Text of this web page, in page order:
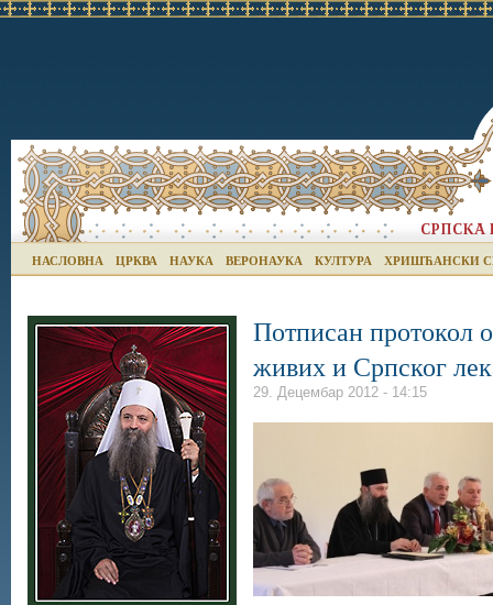
НАСЛОВНА ЦРКВА НАУКА ВЕРОНАУКА КУЛТУРА ХРИШЋАНСКИ
Потписан протокол
живих и Српског
29. Децембар 2012 - 14:15